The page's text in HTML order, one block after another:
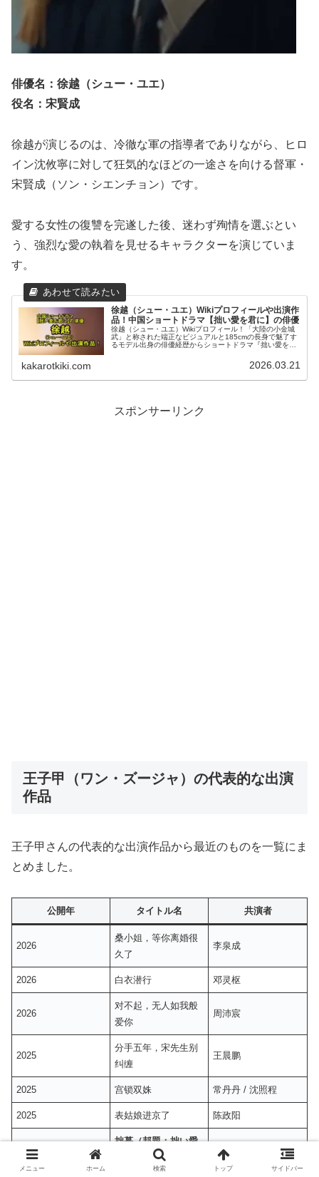
俳優名：徐越（シュー・ユエ）
役名：宋賢成
徐越が演じるのは、冷徹な軍の指導者でありながら、ヒロ
イン沈攸寧に対して狂気的なほどの一途さを向ける督軍・
宋賢成（ソン・シエンチョン）です。
愛する女性の復讐を完遂した後、迷わず殉情を選ぶとい
う、強烈な愛の執着を見せるキャラクターを演じていま
す。
徐越（シュー・ユエ）Wikiプロフィールや出演作
品！中国ショートドラマ【拙い愛を君に】の俳優
徐越（シュー・ユエ）Wikiプロフィール！「大陸の小金城
武」と称された端正なビジュアルと185cmの長身で魅了す
るモデル出身の俳優経歴からショートドラマ『拙い愛を君
kakarotkiki.com 2026.03.21
スポンサーリンク
王子甲（ワン・ズージャ）の代表的な出演
作品
王子甲さんの代表的な出演作品から最近のものを一覧にま
とめました。
公開年 タイトル名 共演者
2026
桑小姐，等你离婚很
久了
李泉成
2026 白衣潜行 邓灵枢
2026
对不起，无人如我般
爱你
周沛宸
2025
分手五年，宋先生别
纠缠
王晨鹏
2025 宫锁双姝 常丹丹 / 沈照程
2025 表姑娘进京了 陈政阳
2025
拙慕（邦題：拙い愛
徐越
メニュー ホーム 検索 トップ サイドバー